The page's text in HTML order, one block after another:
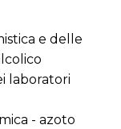
e delle
laboratori
- azoto